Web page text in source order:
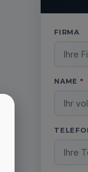
FIRMA
NAME *